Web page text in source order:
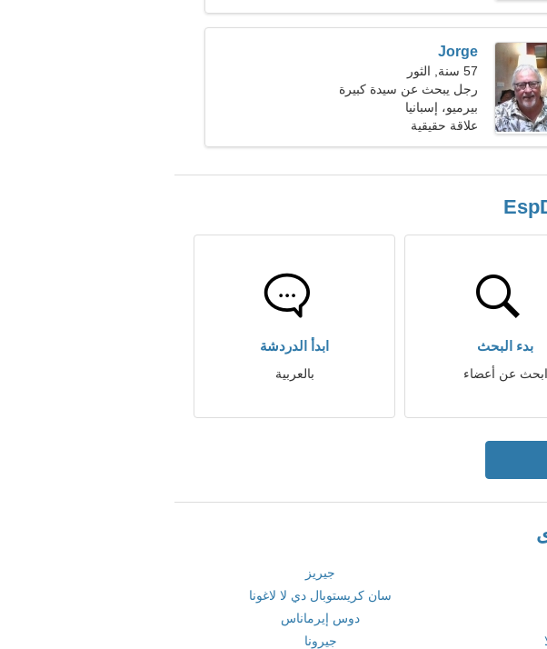
Jorge
57 سنة, الثور
رجل يبحث عن سيدة كبيرة
بيرميو، إسبانيا
علاقة حقيقية
بدء البحث
ابحث عن أعضاء
ابدأ الدردشة
بالعربية
جيريز
سان كريستوبال دي لا لاغونا
دوس إيرماناس
جيرونا